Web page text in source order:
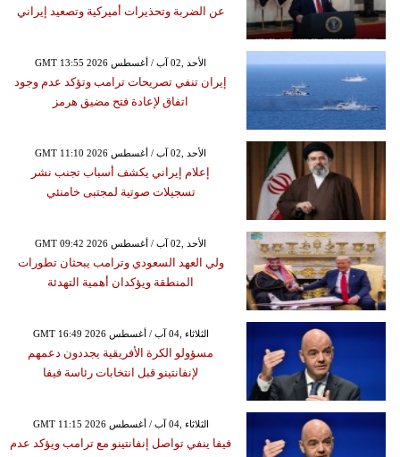
عن الضربة وتحذيرات أميركية وتصعيد إيراني
GMT 13:55 2026 الأحد ,02 آب / أغسطس
إيران تنفي تصريحات ترامب وتؤكد عدم وجود
اتفاق لإعادة فتح مضيق هرمز
GMT 11:10 2026 الأحد ,02 آب / أغسطس
إعلام إيراني يكشف أسباب تجنب نشر
تسجيلات صوتية لمجتبى خامنئي
GMT 09:42 2026 الأحد ,02 آب / أغسطس
ولي العهد السعودي وترامب يبحثان تطورات
المنطقة ويؤكدان أهمية التهدئة
GMT 16:49 2026 الثلاثاء ,04 آب / أغسطس
مسؤولو الكرة الأفريقية يجددون دعمهم
لإنفانتينو قبل انتخابات رئاسة فيفا
GMT 11:15 2026 الثلاثاء ,04 آب / أغسطس
فيفا ينفي تواصل إنفانتينو مع ترامب ويؤكد عدم